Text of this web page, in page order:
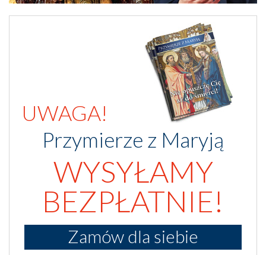
UWAGA!
Przymierze z Maryją
WYSYŁAMY
BEZPŁATNIE!
Zamów dla siebie